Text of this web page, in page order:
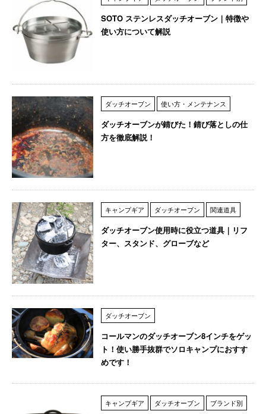
SOTO ステンレスダッチオーブン｜特徴や
使い方について解説
ダッチオーブン 使い方・メンテナンス
ダッチオーブンが錆びた！錆び落としの仕
方を徹底解説！
キャンプギア ダッチオーブン 関連道具
ダッチオーブン使用時に役立つ道具｜リフ
ター、スタンド、グローブなど
ダッチオーブン
コールマンのダッチオーブン8インチをゲッ
ト！使い勝手抜群でソロキャンプにおすす
めです！
キャンプギア ダッチオーブン ブランド別